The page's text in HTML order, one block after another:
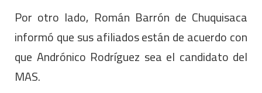
Por otro lado, Román Barrón de Chuquisaca
informó que sus afiliados están de acuerdo con
que Andrónico Rodríguez sea el candidato del
MAS.